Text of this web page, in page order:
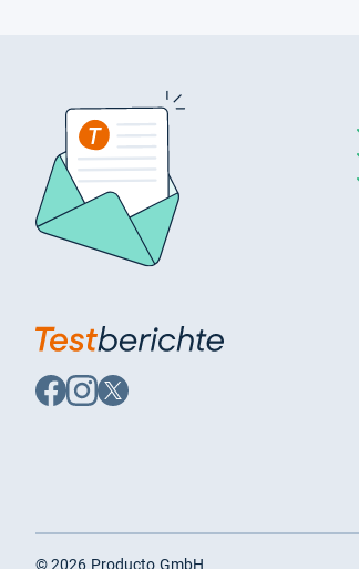
Auf
Facebook
Auf
Instagram
Auf
X
©2026 Producto GmbH